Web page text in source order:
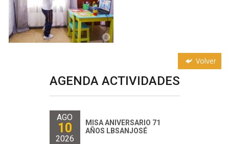
Volver
AGENDA ACTIVIDADES
AGO
10
2026
MISA ANIVERSARIO 71
AÑOS LBSANJOSÉ